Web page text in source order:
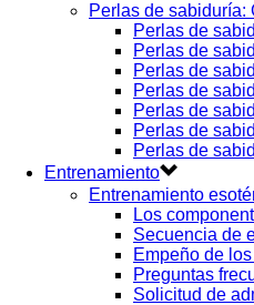
Perlas de sabiduría:
Perlas de
Perlas de
Perlas de
Perlas de
Perlas de
Perlas de
Perlas de
Entrenamiento
Entrenamiento
Los
Secuencia de
Empeño de
Preguntas
Solicitud de